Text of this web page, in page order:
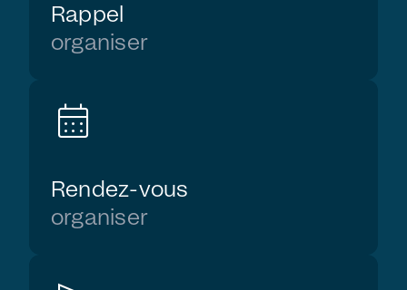
Rappel
organiser
calendar_month
Rendez-vous
organiser